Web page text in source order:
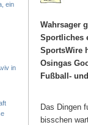
ein
in
Wahrsager
Sportliches
SportsWire
Osingas
Fußball-
Das Dingen
bisschen